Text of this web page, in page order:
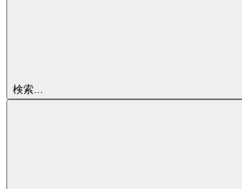
検索...